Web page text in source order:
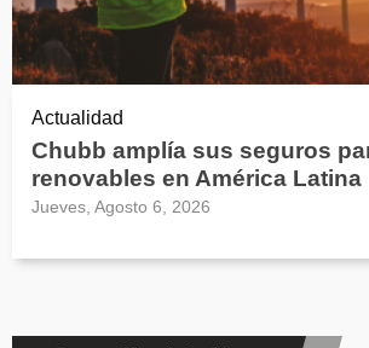
Actualidad
Chubb amplía sus seguros
renovables en América Latina
Jueves, Agosto 6, 2026